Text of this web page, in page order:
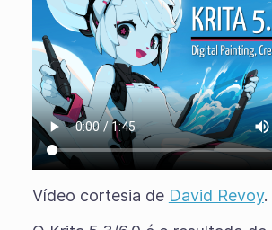
Vídeo cortesia de David Revoy.